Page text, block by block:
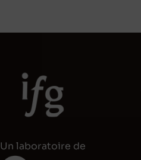
Un laboratoire de